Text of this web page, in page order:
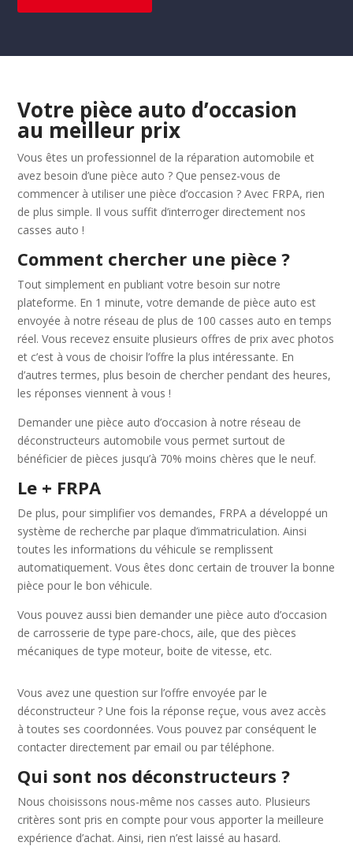
Votre pièce auto d’occasion
au meilleur prix
Vous êtes un professionnel de la réparation automobile et
avez besoin d’une pièce auto ? Que pensez-vous de
commencer à utiliser une pièce d’occasion ? Avec FRPA, rien
de plus simple. Il vous suffit d’interroger directement nos
casses auto !
Comment chercher une pièce ?
Tout simplement en publiant votre besoin sur notre
plateforme. En 1 minute, votre demande de pièce auto est
envoyée à notre réseau de plus de 100 casses auto en temps
réel. Vous recevez ensuite plusieurs offres de prix avec photos
et c’est à vous de choisir l’offre la plus intéressante. En
d’autres termes, plus besoin de chercher pendant des heures,
les réponses viennent à vous !
Demander une pièce auto d’occasion à notre réseau de
déconstructeurs automobile vous permet surtout de
bénéficier de pièces jusqu’à 70% moins chères que le neuf.
Le + FRPA
De plus, pour simplifier vos demandes, FRPA a développé un
système de recherche par plaque d’immatriculation. Ainsi
toutes les informations du véhicule se remplissent
automatiquement. Vous êtes donc certain de trouver la bonne
pièce pour le bon véhicule.
Vous pouvez aussi bien demander une pièce auto d’occasion
de carrosserie de type pare-chocs, aile, que des pièces
mécaniques de type moteur, boite de vitesse, etc.
Vous avez une question sur l’offre envoyée par le
déconstructeur ? Une fois la réponse reçue, vous avez accès
à toutes ses coordonnées. Vous pouvez par conséquent le
contacter directement par email ou par téléphone.
Qui sont nos déconstructeurs ?
Nous choisissons nous-même nos casses auto. Plusieurs
critères sont pris en compte pour vous apporter la meilleure
expérience d’achat. Ainsi, rien n’est laissé au hasard.